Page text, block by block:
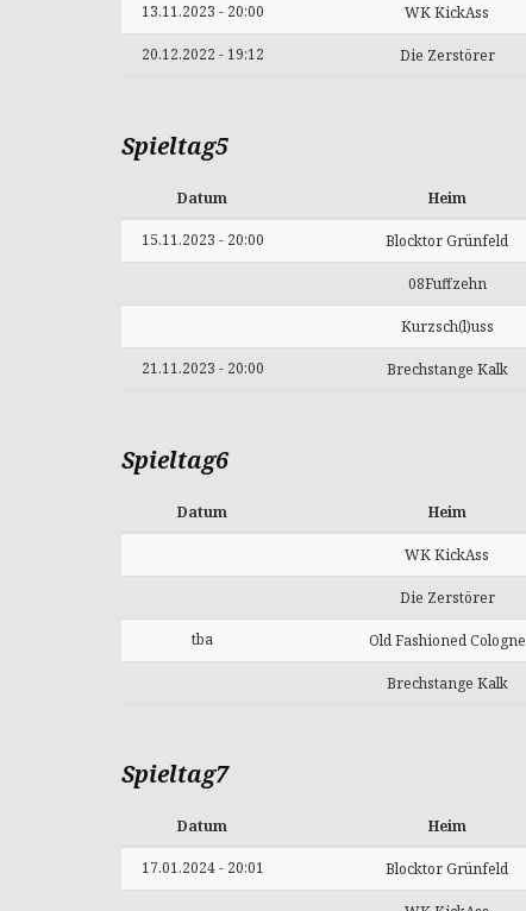
13.11.2023 - 20:00 WK KickAss
20.12.2022 - 19:12 Die Zerstörer
Spieltag5
Datum Heim
15.11.2023 - 20:00 Blocktor Grünfeld
08Fuffzehn
Kurzsch(l)uss
21.11.2023 - 20:00 Brechstange Kalk
Spieltag6
Datum Heim
WK KickAss
Die Zerstörer
tba Old Fashioned Cologne
Brechstange Kalk
Spieltag7
Datum Heim
17.01.2024 - 20:01 Blocktor Grünfeld